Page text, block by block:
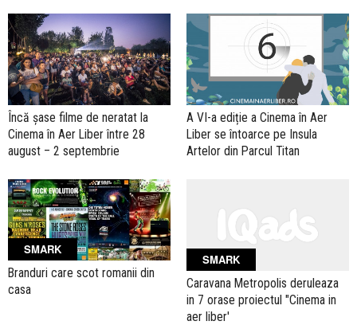
Încă șase filme de neratat la
Cinema în Aer Liber între 28
august – 2 septembrie
A VI-a ediție a Cinema în Aer
Liber se întoarce pe Insula
Artelor din Parcul Titan
SMARK
Branduri care scot romanii din
casa
SMARK
Caravana Metropolis deruleaza
in 7 orase proiectul "Cinema in
aer liber'